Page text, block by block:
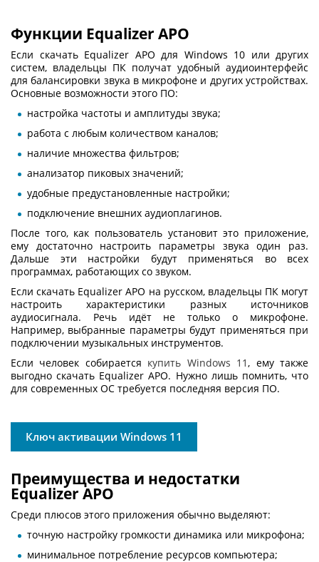
Функции Equalizer APO
Если скачать Equalizer APO для Windows 10 или других
систем, владельцы ПК получат удобный аудиоинтерфейс
для балансировки звука в микрофоне и других устройствах.
Основные возможности этого ПО:
настройка частоты и амплитуды звука;
работа с любым количеством каналов;
наличие множества фильтров;
анализатор пиковых значений;
удобные предустановленные настройки;
подключение внешних аудиоплагинов.
После того, как пользователь установит это приложение,
ему достаточно настроить параметры звука один раз.
Дальше эти настройки будут применяться во всех
программах, работающих со звуком.
Еслискачать Equalizer APO на русском, владельцы ПК могут
настроить характеристики разных источников
аудиосигнала. Речь идёт не только о микрофоне.
Например, выбранные параметры будут применяться при
подключении музыкальных инструментов.
Если человек собирается купить Windows 11 , ему также
выгодно скачать Equalizer APO. Нужно лишь помнить, что
для современных ОС требуется последняя версия ПО.
Ключ активации Windows 11
Преимущества и недостатки
Equalizer APO
Среди плюсов этого приложения обычно выделяют:
точную настройку громкости динамика или микрофона;
минимальное потребление ресурсов компьютера;